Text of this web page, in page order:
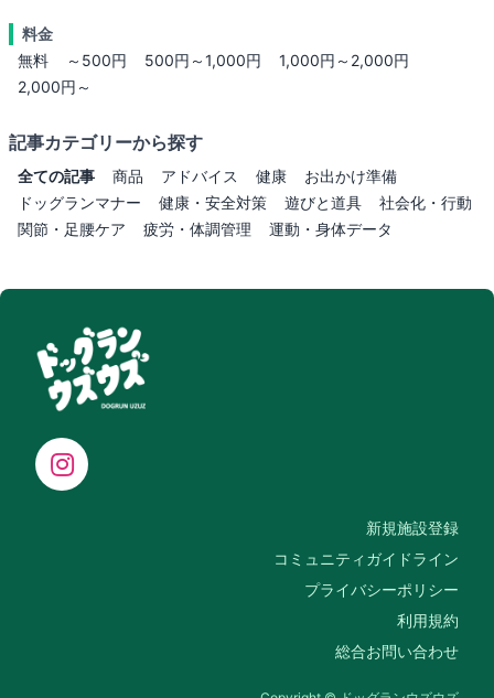
料金
無料
～500円 500円～1,000円
1,000円～2,000円
2,000円～
記事カテゴリーから探す
全ての記事 商品 アドバイス 健康
お出かけ準備
ドッグランマナー
健康・安全対策 遊びと道具
社会化・行動
関節・足腰ケア
疲労・体調管理 運動・身体データ
新規施設登録
コミュニティガイドライン
プライバシーポリシー
利用規約
総合お問い合わせ